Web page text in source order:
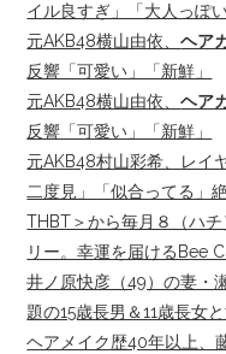
イル良すぎ」「大人っぽい
元AKB48横山由依、ヘア
反響「可愛い」「新鮮」
元AKB48横山由依、ヘア
反響「可愛い」「新鮮」
元AKB48村山彩希、レイ
二度見」「似合ってる」
THBT＞から毎月８（ハ
リー。幸運を届けるBee
井ノ原快彦（49）の妻・
題の15歳長男＆11歳長女と
ヘアメイク歴40年以上、